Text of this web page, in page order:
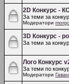
2D Конкурс -
За теми за
Модератори
3D Конкурс -
За теми за
Лого Конкурс
За теми по
Модератори